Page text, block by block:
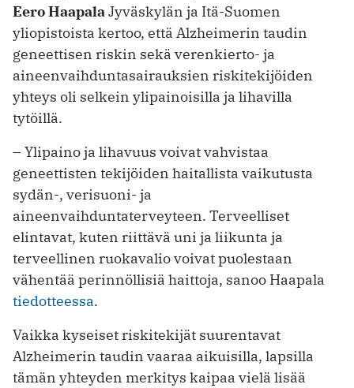
Eero HaapalaJyväskylän ja Itä-Suomen
yliopistoista kertoo, että Alzheimerin taudin
geneettisen riskin sekä verenkierto- ja
aineenvaihduntasairauksien riskitekijöiden
yhteys oli selkein ylipainoisilla ja lihavilla
tytöillä.
– Ylipaino ja lihavuus voivat vahvistaa
geneettisten tekijöiden haitallista vaikutusta
sydän-, verisuoni- ja
aineenvaihduntaterveyteen. Terveelliset
elintavat, kuten riittävä uni ja liikunta ja
terveellinen ruokavalio voivat puolestaan
vähentää perinnöllisiä haittoja, sanoo Haapala
tiedotteessa.
Vaikka kyseiset riskitekijät suurentavat
Alzheimerin taudin vaaraa aikuisilla, lapsilla
tämän yhteyden merkitys kaipaa vielä lisää